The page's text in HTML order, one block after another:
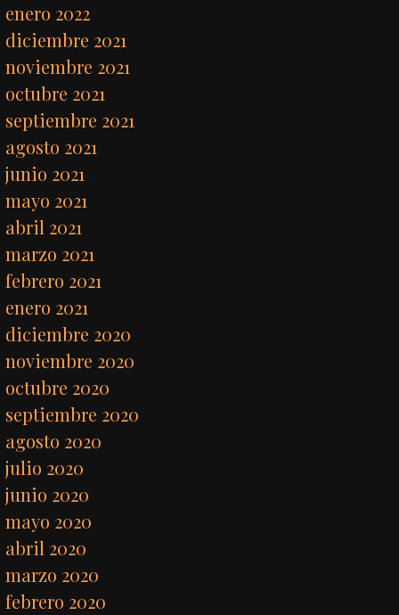
enero 2022
diciembre 2021
noviembre 2021
octubre 2021
septiembre 2021
agosto 2021
junio 2021
mayo 2021
abril 2021
marzo 2021
febrero 2021
enero 2021
diciembre 2020
noviembre 2020
octubre 2020
septiembre 2020
agosto 2020
julio 2020
junio 2020
mayo 2020
abril 2020
marzo 2020
febrero 2020